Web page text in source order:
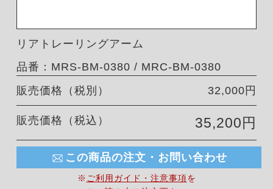
リアトレーリングアーム
品番：MRS-BM-0380 / MRC-BM-0380
販売価格（税別）
32,000円
販売価格（税込） 35,200円
この商品の注文・お問い合わせ
※ ご利用ガイド・注意事項を